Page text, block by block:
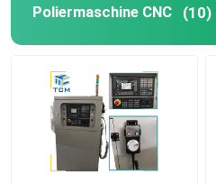
Poliermaschine CNC (10)